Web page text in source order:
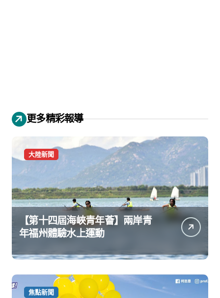
更多精彩報導
大陸新聞
【第十四屆海峽青年薈】兩岸青
年福州體驗水上運動
焦點新聞